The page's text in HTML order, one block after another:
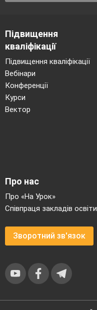
Підвищення
кваліфікації
Підвищення кваліфікації
Вебінари
Конференції
Курси
Вектор
Про нас
Про «На Урок»
Співпраця закладів освіти
Зворотний зв'язок